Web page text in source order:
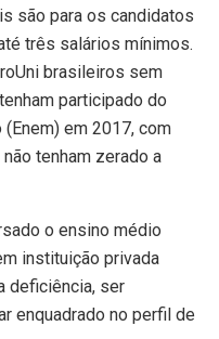
são para os candidatos
três salários mínimos.
brasileiros sem
participado do
em 2017, com
tenham zerado a
o ensino médio
instituição privada
deficiência, ser
enquadrado no perfil de